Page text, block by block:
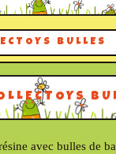
BULLES
avec bulles de